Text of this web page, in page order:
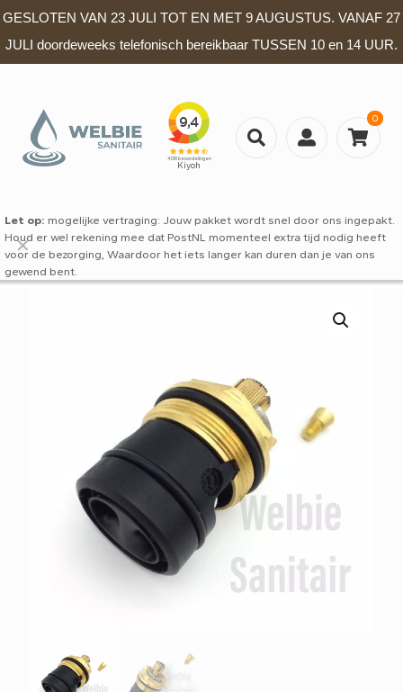
GESLOTEN VAN 23 JULI TOT EN MET 9 AUGUSTUS. VANAF 27
JULI doordeweeks telefonisch bereikbaar TUSSEN 10 en 14 UUR.
0
Let op: mogelijke vertraging: Jouw pakket wordt snel door ons ingepakt.
Houd er wel rekening mee dat PostNL momenteel extra tijd nodig heeft
voor de bezorging, Waardoor het iets langer kan duren dan je van ons
gewend bent.
✕